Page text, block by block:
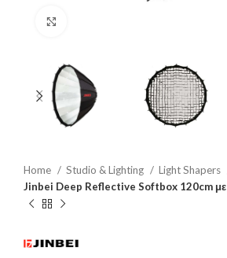
Home Studio & Lighting Light Shapers
Jinbei Deep Reflective Softbox 120cm